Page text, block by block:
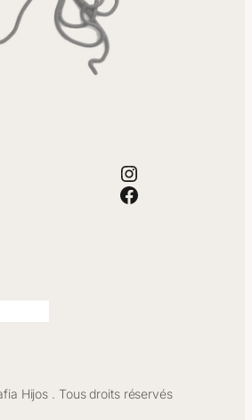
Instagram
Facebook
Hijos . Tous droits réservés